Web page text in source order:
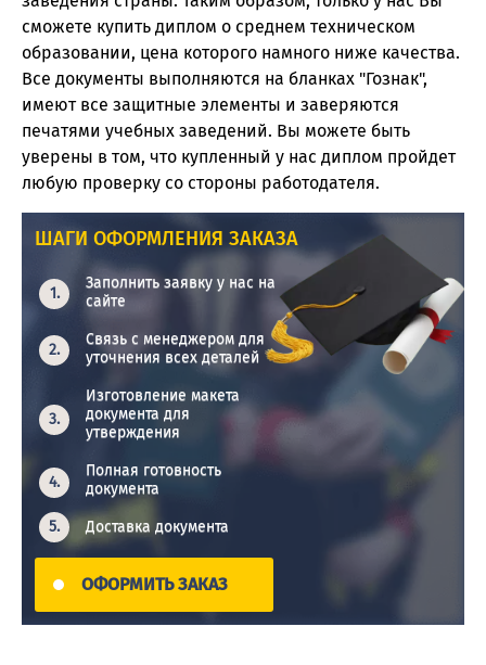
сможете купить диплом о среднем техническом
образовании, цена которого намного ниже качества.
Все документы выполняются на бланках "Гознак",
имеют все защитные элементы и заверяются
печатями учебных заведений. Вы можете быть
уверены в том, что купленный у нас диплом пройдет
любую проверку со стороны работодателя.
ШАГИ ОФОРМЛЕНИЯ ЗАКАЗА
Заполнить заявку у нас на
сайте
Связь с менеджером для
уточнения всех деталей
Изготовление макета
документа для
утверждения
Полная готовность
документа
Доставка документа
ОФОРМИТЬ ЗАКАЗ